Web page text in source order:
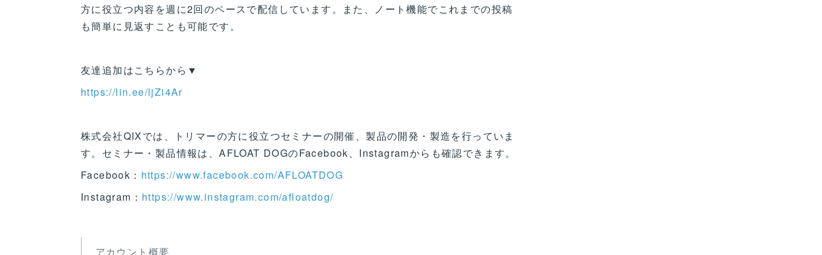
方に役立つ内容を週に2回のペースで配信しています。また、ノート機能でこれまでの投稿
も簡単に見返すことも可能です。
友達追加はこちらから▼
https://lin.ee/ljZi4Ar
株式会社QIXでは、トリマーの方に役立つセミナーの開催、製品の開発・製造を行っていま
す。セミナー・製品情報は、AFLOAT DOGのFacebook、Instagramからも確認できます。
Facebook： https://www.facebook.com/AFLOATDOG
Instagram： https://www.instagram.com/afloatdog/
アカウント概要